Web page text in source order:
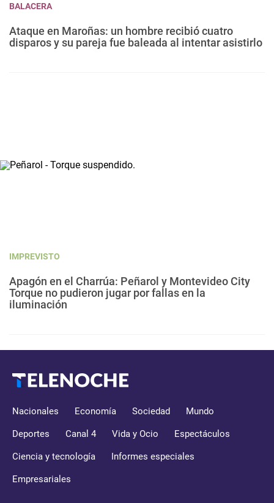
BALACERA
Ataque en Maroñas: un hombre recibió cuatro
disparos y su pareja fue baleada al intentar asistirlo
IMPREVISTO
Apagón en el Charrúa: Peñarol y Montevideo City
Torque no pudieron jugar por fallas en la
iluminación
Nacionales Economía Sociedad Mundo
Deportes Canal 4 Vida y Ocio Espectáculos
Ciencia y tecnología Informes especiales
Empresariales